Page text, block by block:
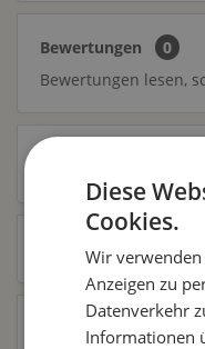
Bewertungen
0
Bewertungen lesen,
Zubehör
Ähnliche Artikel
Diese
Cookies.
Wir
Anzeigen zu
Datenverkehr
Informationen